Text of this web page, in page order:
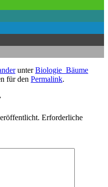
unterBiologie_Bäume
für den Permalink.
Erforderliche